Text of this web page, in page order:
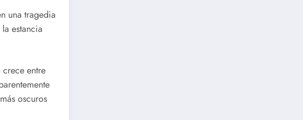
una tragedia
estancia
crece entre
oscuros